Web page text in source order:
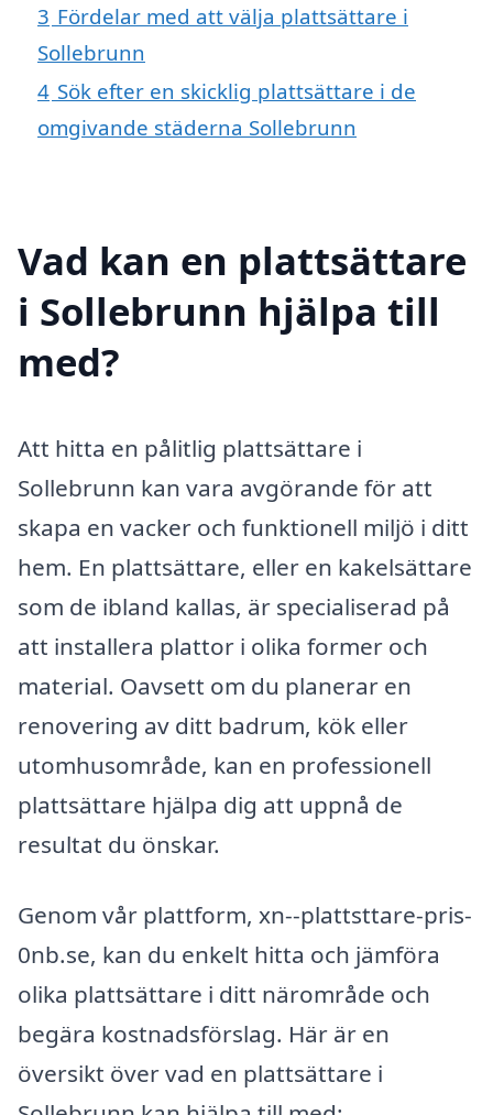
3 Fördelar med att välja plattsättare i
Sollebrunn
4 Sök efter en skicklig plattsättare i de
omgivande städerna Sollebrunn
Vad kan en plattsättare
i Sollebrunn hjälpa till
med?
Att hitta en pålitlig plattsättare i
Sollebrunn kan vara avgörande för att
skapa en vacker och funktionell miljö i ditt
hem. En plattsättare, eller en kakelsättare
som de ibland kallas, är specialiserad på
att installera plattor i olika former och
material. Oavsett om du planerar en
renovering av ditt badrum, kök eller
utomhusområde, kan en professionell
plattsättare hjälpa dig att uppnå de
resultat du önskar.
Genom vår plattform, xn--plattsttare-pris-
0nb.se, kan du enkelt hitta och jämföra
olika plattsättare i ditt närområde och
begära kostnadsförslag. Här är en
översikt över vad en plattsättare i